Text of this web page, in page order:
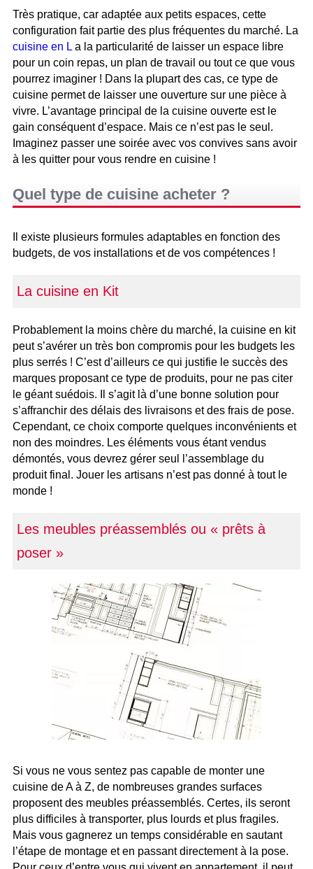
Très pratique, car adaptée aux petits espaces, cette
configuration fait partie des plus fréquentes du marché. La
cuisine en L a la particularité de laisser un espace libre
pour un coin repas, un plan de travail ou tout ce que vous
pourrez imaginer ! Dans la plupart des cas, ce type de
cuisine permet de laisser une ouverture sur une pièce à
vivre. L’avantage principal de la cuisine ouverte est le
gain conséquent d’espace. Mais ce n’est pas le seul.
Imaginez passer une soirée avec vos convives sans avoir
à les quitter pour vous rendre en cuisine !
Quel type de cuisine acheter ?
Il existe plusieurs formules adaptables en fonction des
budgets, de vos installations et de vos compétences !
La cuisine en Kit
Probablement la moins chère du marché, la cuisine en kit
peut s’avérer un très bon compromis pour les budgets les
plus serrés ! C’est d’ailleurs ce qui justifie le succès des
marques proposant ce type de produits, pour ne pas citer
le géant suédois. Il s’agit là d’une bonne solution pour
s’affranchir des délais des livraisons et des frais de pose.
Cependant, ce choix comporte quelques inconvénients et
non des moindres. Les éléments vous étant vendus
démontés, vous devrez gérer seul l’assemblage du
produit final. Jouer les artisans n’est pas donné à tout le
monde !
Les meubles préassemblés ou « prêts à
poser »
Si vous ne vous sentez pas capable de monter une
cuisine de A à Z, de nombreuses grandes surfaces
proposent des meubles préassemblés. Certes, ils seront
plus difficiles à transporter, plus lourds et plus fragiles.
Mais vous gagnerez un temps considérable en sautant
l’étape de montage et en passant directement à la pose.